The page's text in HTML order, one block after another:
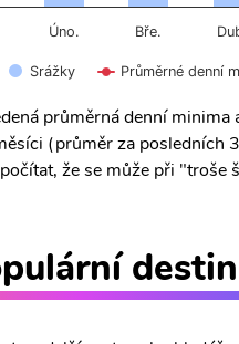
Srážky Průměrné denní
Úno. Bře.
průměrná denní
(průměr za posledních
že se může při